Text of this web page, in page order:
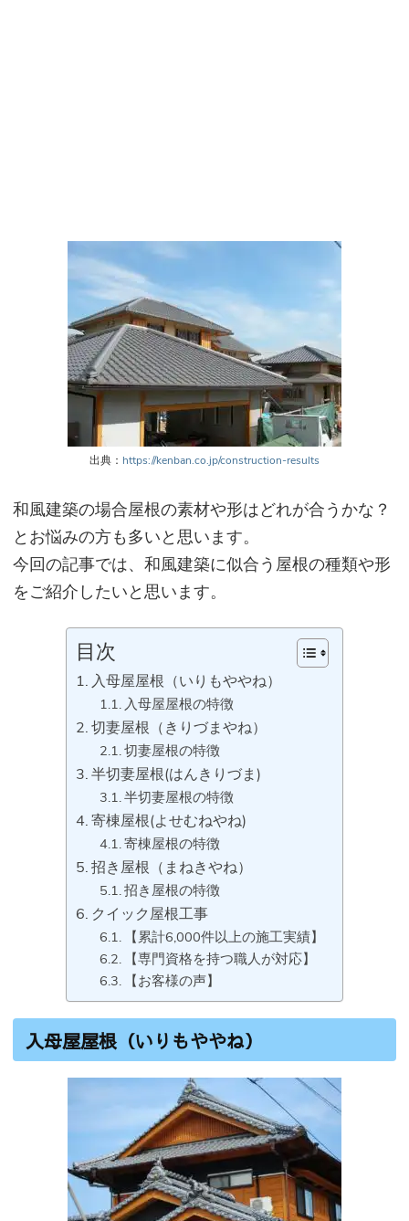
出典： https://kenban.co.jp/construction-results
和風建築の場合屋根の素材や形はどれが合うかな？
とお悩みの方も多いと思います。
今回の記事では、和風建築に似合う屋根の種類や形
をご紹介したいと思います。
目次
入母屋屋根（いりもややね）
入母屋屋根の特徴
切妻屋根（きりづまやね）
切妻屋根の特徴
半切妻屋根(はんきりづま)
半切妻屋根の特徴
寄棟屋根(よせむねやね)
寄棟屋根の特徴
招き屋根（まねきやね）
招き屋根の特徴
クイック屋根工事
【累計6,000件以上の施工実績】
【専門資格を持つ職人が対応】
【お客様の声】
入母屋屋根（いりもややね）